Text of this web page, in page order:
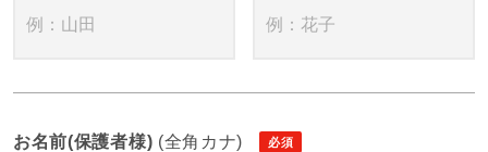
お名前(保護者様) (全角カナ)